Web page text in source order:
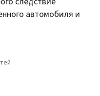
автомобиля и